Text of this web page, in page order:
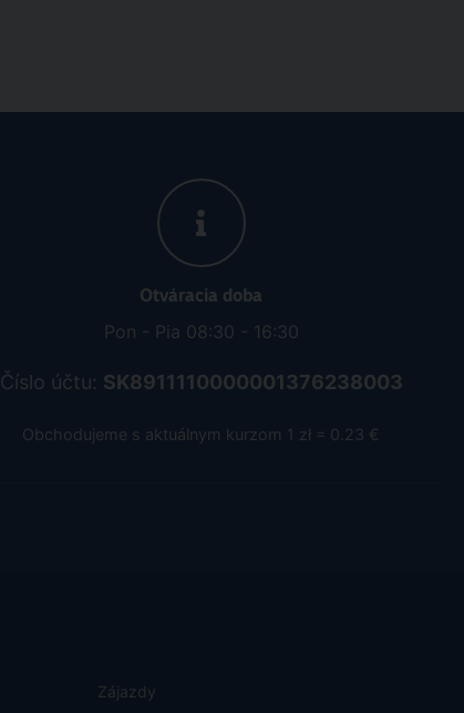
Otváracia doba
Pon - Pia 08:30 - 16:30
Číslo účtu: SK8911110000001376238003
Obchodujeme s aktuálnym kurzom 1 zł = 0.23 €
Zájazdy